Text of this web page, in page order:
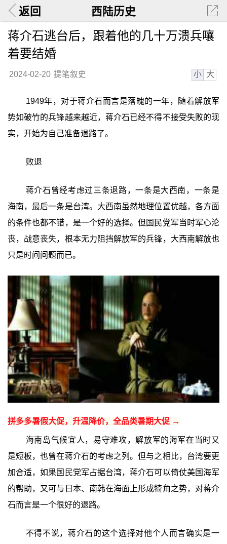
返回 西陆历史
蒋介石逃台后，跟着他的几十万溃兵嚷
着要结婚
2024-02-20 提笔叙史 小 大
1949年，对于蒋介石而言是落魄的一年，随着解放军
势如破竹的兵锋越来越近，蒋介石已经不得不接受失败的现
实，开始为自己准备退路了。
败退
蒋介石曾经考虑过三条退路，一条是大西南，一条是
海南，最后一条是台湾。大西南虽然地理位置优越，各方面
的条件也都不错，是一个好的选择。但国民党军当时军心沦
丧，战意丧失，根本无力阻挡解放军的兵锋，大西南解放也
只是时间问题而已。
拼多多暑假大促，升温降价，全品类暑期大促 →
海南岛气候宜人，易守难攻，解放军的海军在当时又
是短板，也曾在蒋介石的考虑之列。但与之相比，台湾要更
加合适，如果国民党军占据台湾，蒋介石可以倚仗美国海军
的帮助，又可与日本、南韩在海面上形成犄角之势，对蒋介
石而言是一个很好的退路。
不得不说，蒋介石的这个选择对他个人而言确实是一